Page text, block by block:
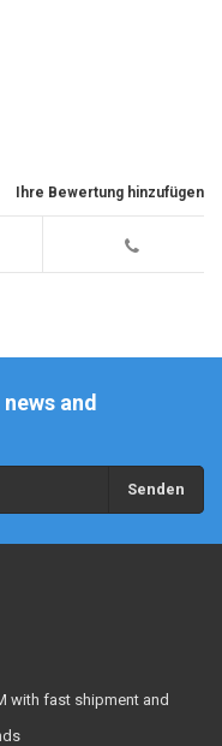
Ihre Bewertung hinzufügen
and
Senden
with fast shipment and